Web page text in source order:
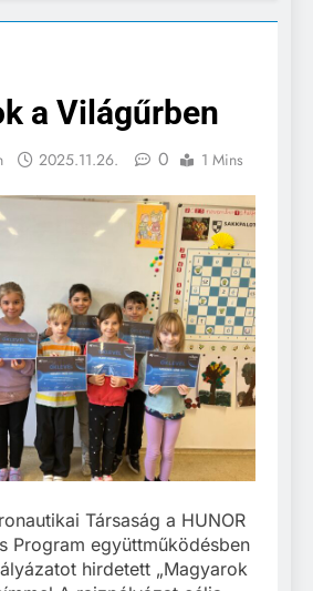
a Világűrben
2025.11.26. 0 1 Mins
Társaság a HUNOR
Program együttműködésben
hirdetett „Magyarok